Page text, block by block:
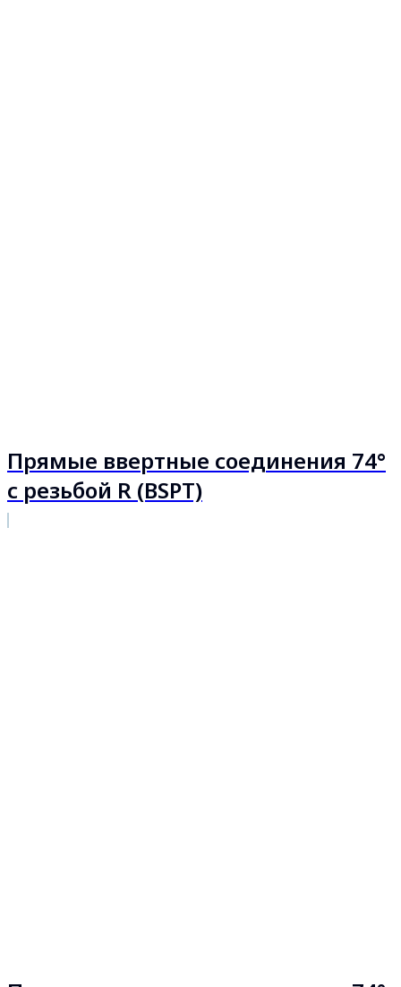
Прямые ввертные соединения 74°
с резьбой R (BSPT)